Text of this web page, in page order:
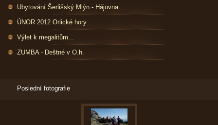
Ubytování Šerlišský Mlýn - Hájovna
ÚNOR 2012 Orlické hory
Výlet k megalitům...
ZUMBA - Deštné v O.h.
Poslední fotografie